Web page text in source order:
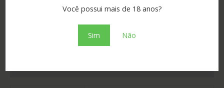
Você possui mais de 18 anos?
Sim Não
Informação adicional